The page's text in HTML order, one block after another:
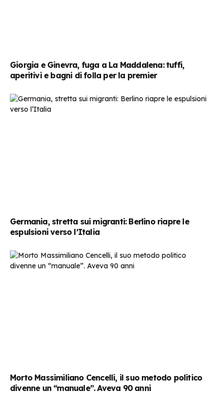
Giorgia e Ginevra, fuga a La Maddalena: tuffi,
aperitivi e bagni di folla per la premier
Germania, stretta sui migranti: Berlino riapre le
espulsioni verso l’Italia
Morto Massimiliano Cencelli, il suo metodo politico
divenne un “manuale”. Aveva 90 anni